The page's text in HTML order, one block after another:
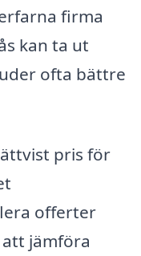
firma
kan ta ut
ofta bättre
pris för
offerter
jämföra